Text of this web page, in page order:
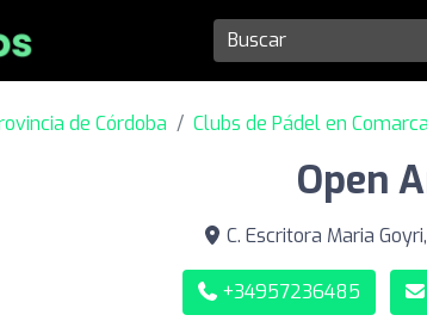
de Córdoba Clubs de Pádel en
Open
C. Escritora Maria
+34957236485